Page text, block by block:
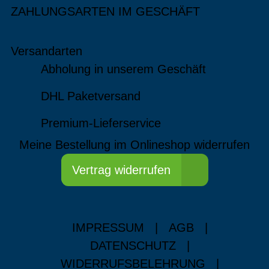
ZAHLUNGSARTEN IM GESCHÄFT
Versandarten
Abholung in unserem Geschäft
DHL Paketversand
Premium-Lieferservice
Meine Bestellung im Onlineshop widerrufen
Vertrag widerrufen
IMPRESSUM AGB
DATENSCHUTZ
WIDERRUFSBELEHRUNG